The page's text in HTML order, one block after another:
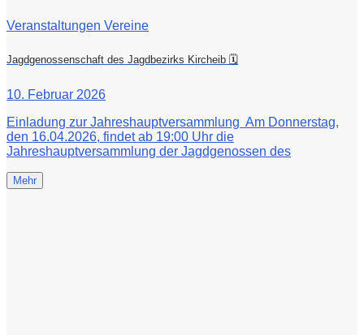
Veranstaltungen Vereine
Jagdgenossenschaft des Jagdbezirks Kircheib 🗓
10. Februar 2026
Einladung zur Jahreshauptversammlung Am Donnerstag,
den 16.04.2026, findet ab 19:00 Uhr die
Jahreshauptversammlung der Jagdgenossen des
Mehr